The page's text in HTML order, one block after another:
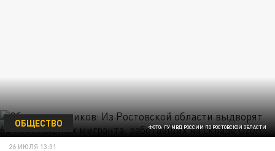
ФОТО: ГУ МВД РОССИИ ПО РОСТОВСКОЙ ОБЛАСТИ
ОБЩЕСТВО
26 ИЮЛЯ 13:31